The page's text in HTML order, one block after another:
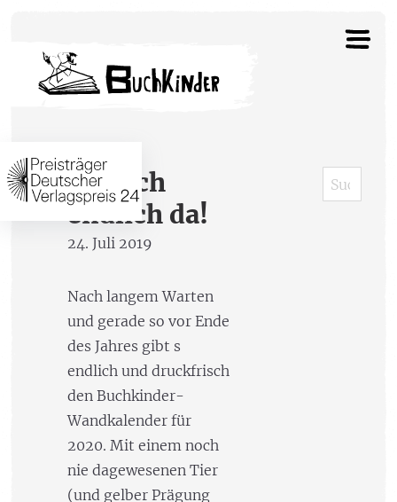
Endlich
endlich da!
24. Juli 2019
Nach langem Warten
und gerade so vor Ende
des Jahres gibt s
endlich und druckfrisch
den Buchkinder-
Wandkalender für
2020. Mit einem noch
nie dagewesenen Tier
(und gelber Prägung